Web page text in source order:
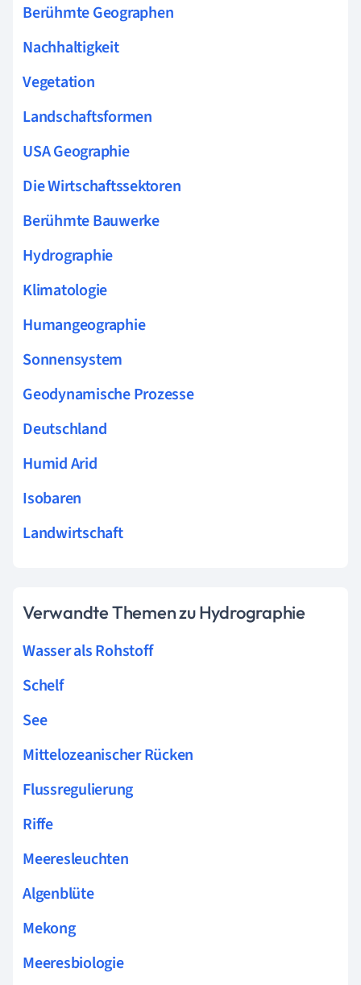
Berühmte Geographen
Nachhaltigkeit
Vegetation
Landschaftsformen
USA Geographie
Die Wirtschaftssektoren
Berühmte Bauwerke
Hydrographie
Klimatologie
Humangeographie
Sonnensystem
Geodynamische Prozesse
Deutschland
Humid Arid
Isobaren
Landwirtschaft
Verwandte Themen zu Hydrographie
Wasser als Rohstoff
Schelf
See
Mittelozeanischer Rücken
Flussregulierung
Riffe
Meeresleuchten
Algenblüte
Mekong
Meeresbiologie